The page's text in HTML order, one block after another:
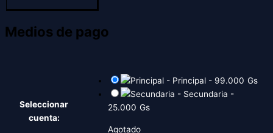
Medios de pago
Seleccionar
cuenta:
- Principal - 99.000 Gs
- Secundaria -
25.000 Gs
Agotado